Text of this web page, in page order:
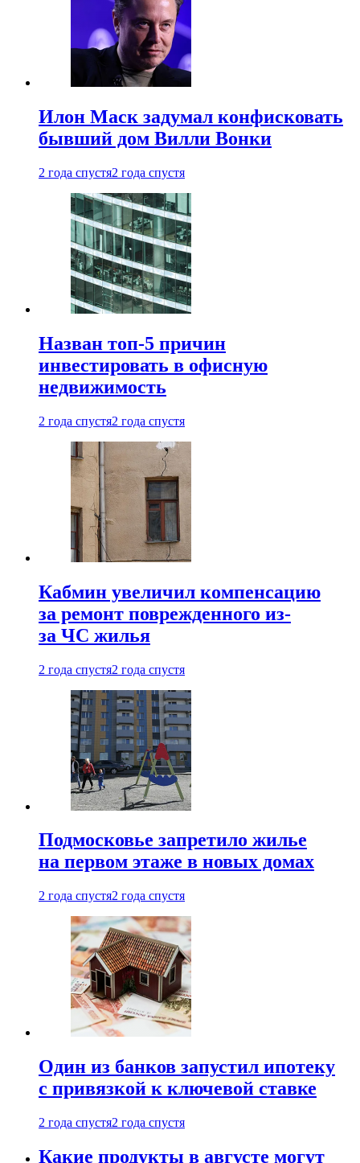
Илон Маск задумал конфисковать
бывший дом Вилли Вонки
2 года спустя2 года спустя
Назван топ-5 причин
инвестировать в офисную
недвижимость
2 года спустя2 года спустя
Кабмин увеличил компенсацию
за ремонт поврежденного из-
за ЧС жилья
2 года спустя2 года спустя
Подмосковье запретило жилье
на первом этаже в новых домах
2 года спустя2 года спустя
Один из банков запустил ипотеку
с привязкой к ключевой ставке
2 года спустя2 года спустя
Какие продукты в августе могут